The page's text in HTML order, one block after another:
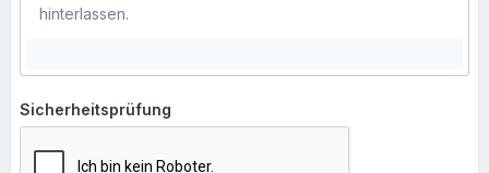
hinterlassen.
Sicherheitsprüfung